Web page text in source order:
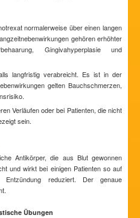
normalerweise über einen langen
gehören erhöhter
Gingivahyperplasie und
langfristig verabreicht. Es ist in der
gelten Bauchschmerzen,
Verläufen oder bei Patienten, die nicht
sein.
Antikörper, die aus Blut gewonnen
und wirkt bei einigen Patienten so auf
reduziert. Der genaue
Übungen